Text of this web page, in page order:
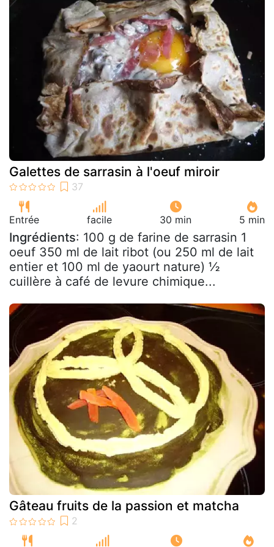
Galettes de sarrasin à l'oeuf miroir
Entrée facile 30 min 5 min
Ingrédients: 100 g de farine de sarrasin 1
oeuf 350 ml de lait ribot (ou 250 ml de lait
entier et 100 ml de yaourt nature) ½
cuillère à café de levure chimique...
Gâteau fruits de la passion et matcha